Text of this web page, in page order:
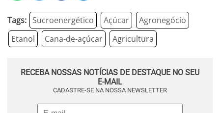
Tags: Sucroenergético Açúcar
Agronegócio
Etanol
Cana-de-açúcar Agricultura
RECEBA NOSSAS NOTÍCIAS DE DESTAQUE NO SEU
E-MAIL
CADASTRE-SE NA NOSSA NEWSLETTER